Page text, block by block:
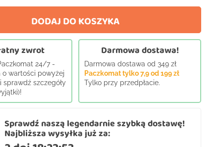
DODAJ DO KOSZYKA
zwrot
24/7 -
o wartości powyżej
sprawdź szczegóły
Darmowa dostawa!
Darmowa dostawa od 349 zł
Paczkomat tylko 7,9 od 199 zł
Tylko przy przedpłacie.
Sprawdź naszą legendarnie szybką dostawę!
Najbliższa wysyłka już za: